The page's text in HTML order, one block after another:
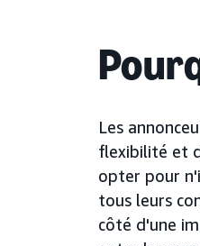
Les
flexibilité et
opter pour
tous leurs
côté d'une